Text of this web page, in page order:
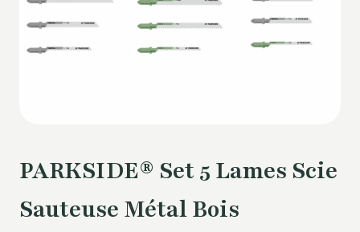
PARKSIDE® Set 5 Lames Scie
Sauteuse Métal Bois